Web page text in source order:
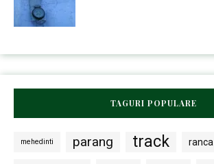
TAGURI POPULARE
mehedinti parang track ranca